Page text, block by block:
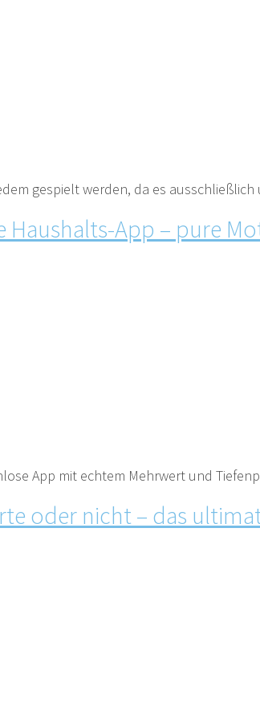
gespielt werden, da es
Haushalts-App – pure
App mit echtem Mehrwert und
oder nicht – das